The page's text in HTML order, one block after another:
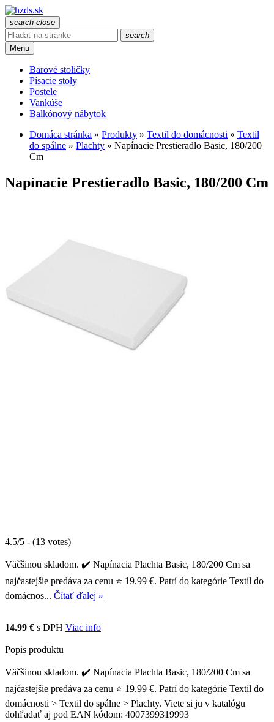
search close
search
Menu
Barové stoličky
Písacie stoly
Postele
Vankúše
Balkónový nábytok
Domáca stránka » Produkty » Textil do domácnosti » Textil
do spálne » Plachty » Napínacie Prestieradlo Basic, 180/200
Cm
Napínacie Prestieradlo Basic, 180/200 Cm
4.5/5 - (13 votes)
Väčšinou skladom. ✔️ Napínacia Plachta Basic, 180/200 Cm sa
najčastejšie predáva za cenu ⭐ 19.99 €. Patrí do kategórie Textil do
domácnos... Čítať ďalej »
14.99 € s DPH Viac info
Popis produktu
Väčšinou skladom. ✔️ Napínacia Plachta Basic, 180/200 Cm sa
najčastejšie predáva za cenu ⭐ 19.99 €. Patrí do kategórie Textil do
domácnosti > Textil do spálne > Plachty. Viete si ju v katalógu
dohľadať aj pod EAN kódom: 4007399319993